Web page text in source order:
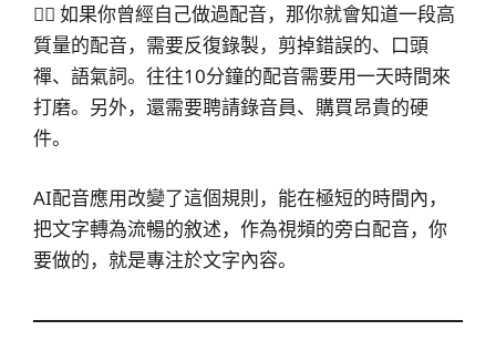
😮‍💨 如果你曾經自己做過配音，那你就會知道一段高
質量的配音，需要反復錄製，剪掉錯誤的、口頭
禪、語氣詞。往往10分鐘的配音需要用一天時間來
打磨。另外，還需要聘請錄音員、購買昂貴的硬
件。
AI配音應用改變了這個規則，能在極短的時間內，
把文字轉為流暢的敘述，作為視頻的旁白配音，你
要做的，就是專注於文字內容。